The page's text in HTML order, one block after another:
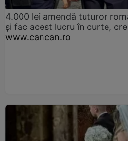
4.000 lei amendă tuturor
și fac acest lucru în curte,
www.cancan.ro